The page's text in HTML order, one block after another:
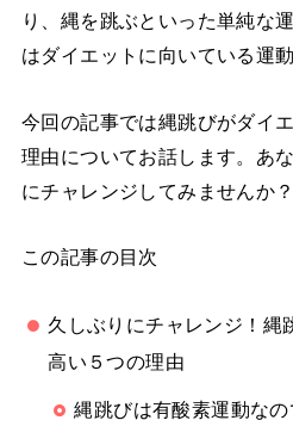
り、縄を跳ぶといった単純な
はダイエットに向いている運
今回の記事では縄跳びがダイ
理由についてお話します。あ
にチャレンジしてみませんか？
この記事の目次
久しぶりにチャレンジ！縄
高い５つの理由
縄跳びは有酸素運動な